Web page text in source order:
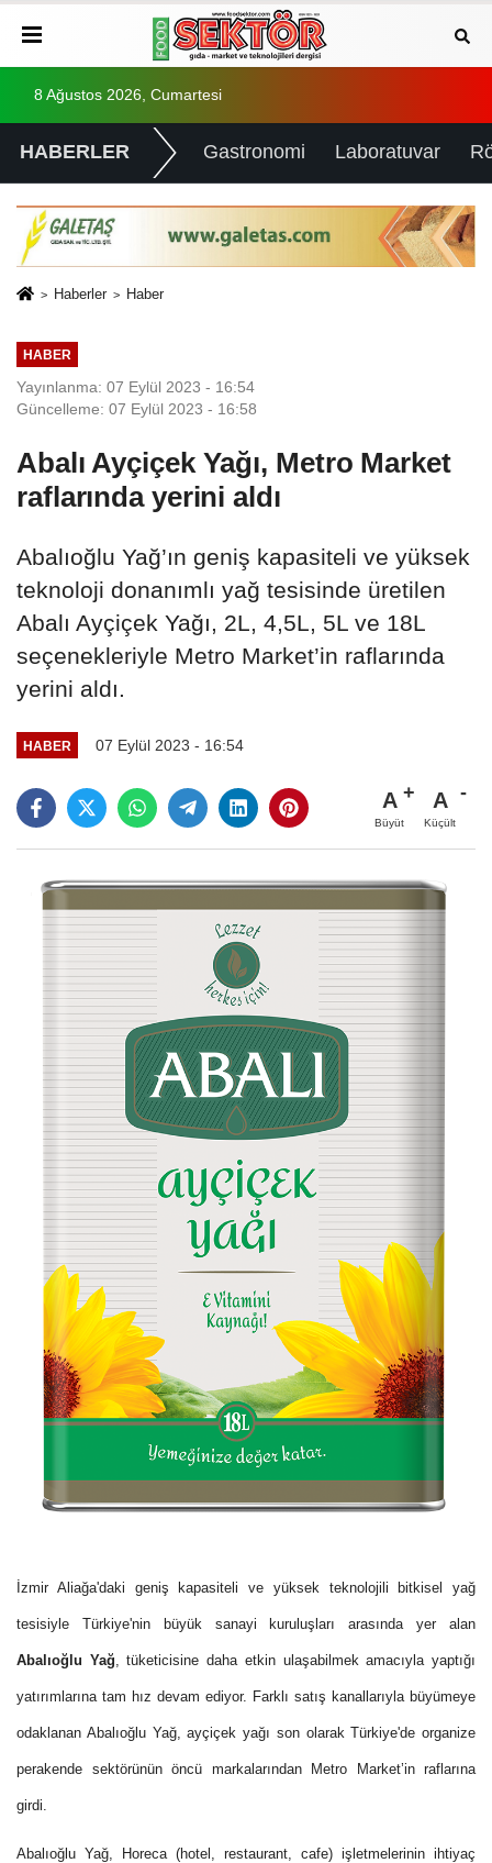
8 Ağustos 2026, Cumartesi
HABERLER Gastronomi Laboratuvar
Haberler Haber
HABER
Yayınlanma: 07 Eylül 2023 - 16:54
Güncelleme: 07 Eylül 2023 - 16:58
Abalı Ayçiçek Yağı, Metro Market
raflarında yerini aldı
Abalıoğlu Yağ’ın geniş kapasiteli ve yüksek
teknoloji donanımlı yağ tesisinde üretilen
Abalı Ayçiçek Yağı, 2L, 4,5L, 5L ve 18L
seçenekleriyle Metro Market’in raflarında
yerini aldı.
HABER 07 Eylül 2023 - 16:54
A
Büyüt
A
Küçült
İzmir Aliağa'daki geniş kapasiteli ve yüksek teknolojili bitkisel yağ
tesisiyle Türkiye'nin büyük sanayi kuruluşları arasında yer alan
Abalıoğlu Yağ , tüketicisine daha etkin ulaşabilmek amacıyla yaptığı
yatırımlarına tam hız devam ediyor. Farklı satış kanallarıyla büyümeye
odaklanan Abalıoğlu Yağ, ayçiçek yağı son olarak Türkiye'de organize
perakende sektörünün öncü markalarından Metro Market’in raflarına
girdi.
Abalıoğlu Yağ, Horeca (hotel, restaurant, cafe) işletmelerinin ihtiyaç